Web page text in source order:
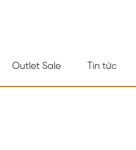
Outlet Sale Tin tức